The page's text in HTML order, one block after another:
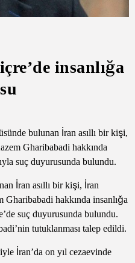
insanlığa
bulunan İran asıllı bir kişi,
Gharibabadi hakkında
suç duyurusunda bulundu.
İran asıllı bir kişi, İran
Gharibabadi hakkında insanlığa
suç duyurusunda bulundu.
tutuklanması talep edildi.
İran’da on yıl cezaevinde